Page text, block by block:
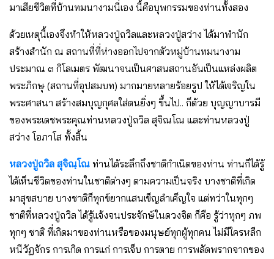
มาเสียชีวิตที่บ้านทมนางามนี่เอง นี้คือบุพกรรมของท่านทั้งสอง
ด้วยเหตุนี้เองจึงทําให้หลวงปู่ถวิลและหลวงปู่สว่าง ได้มาพํานัก
สร้างสํานัก ณ สถานที่ที่ห่างออกไปจากตัวหมู่บ้านทมนางาม
ประมาณ ๓ กิโลเมตร พัฒนาจนเป็นศาสนสถานอันเป็นแหล่งผลิต
พระภิกษุ (สถานที่อุปสมบท) มากมายหลายร้อยรูป ให้ได้เจริญใน
พระศาสนา สร้างสมบุญกุศลใส่ตนยิ่งๆ ขึ้นไป.. ก็ด้วย บุญญาบารมี
ของพระเดชพระคุณท่านหลวงปู่ถวิล สุจิณโณ และท่านหลวงปู่
สว่าง โอภาโส ทั้งสิ้น
หลวงปู่ถวิล สุจิณฺโณ ท่านได้ระลึกถึงชาติกําเนิดของท่าน ท่านก็ได้รู้
ได้เห็นชีวิตของท่านในชาติต่างๆ ตามความเป็นจริง บางชาติที่เกิด
มาสุขสบาย บางชาติก็ทุกข์ยากแสนเข็ญลําเค็ญใจ แต่ทว่าในทุกๆ
ชาติที่หลวงปู่ถวิล ได้รู้แจ้งจนประจักษ์ในดวงจิต ก็คือ รู้ว่าทุกๆ ภพ
ทุกๆ ชาติ ที่เกิดมาของท่านหรือของมนุษย์ทุกผู้ทุกคน ไม่มีใครหลีก
หนีวัฏจักร การเกิด การแก่ การเจ็บ การตาย การพลัดพรากจากของ